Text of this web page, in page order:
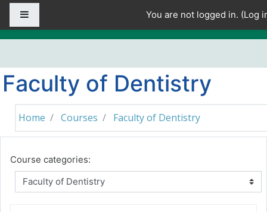
Skip to main content
You are not logged in. (Log
Faculty of Dentistry
Home Courses Faculty of Dentistry
Course categories: